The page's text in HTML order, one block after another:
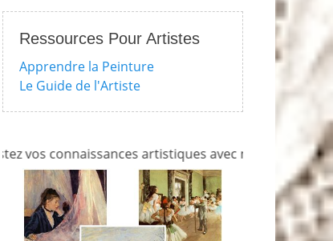
Ressources Pour Artistes
Apprendre la Peinture
Le Guide de l'Artiste
artistiques avec nos quizzes sur